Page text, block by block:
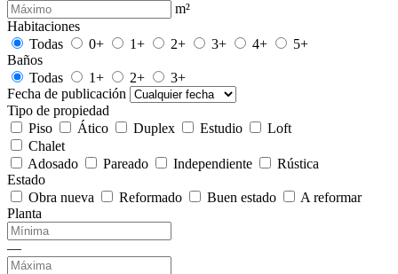
m²
Habitaciones
Todas
0+ 1+ 2+ 3+ 4+
5+
Baños
Todas
1+ 2+
3+
Fecha de publicación
Tipo de propiedad
Piso
Ático Duplex Estudio
Loft
Chalet
Adosado
Pareado Independiente
Rústica
Estado
Obra nueva
Reformado Buen estado
A reformar
Planta
—